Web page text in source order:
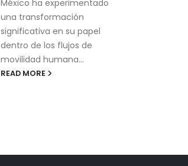
México ha experimentado
una transformación
significativa en su papel
dentro de los flujos de
movilidad humana...
READ MORE